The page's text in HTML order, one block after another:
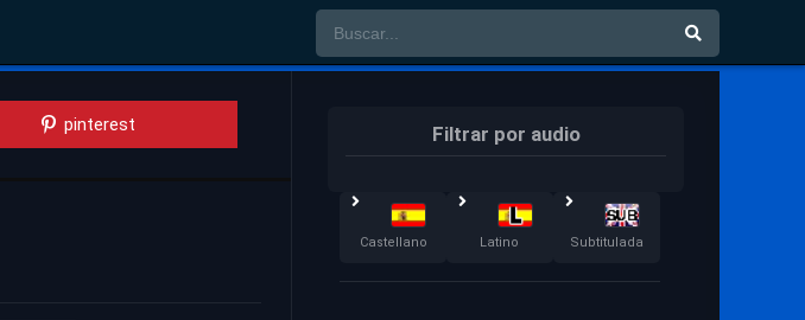
pinterest Filtrar por audio
Castellano Latino Subtitulada